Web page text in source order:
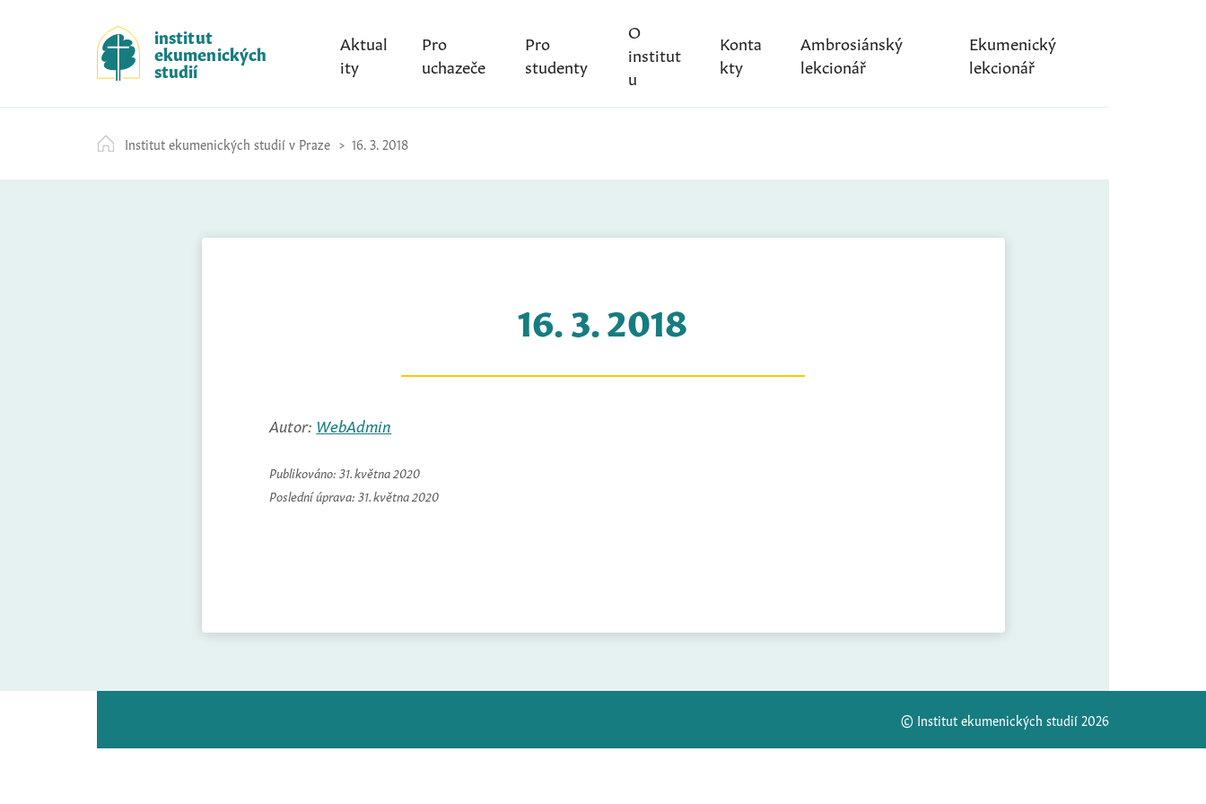
k
i
p
t
c
o
institut
ekumenických
studií
Aktual
ity
Pro
uchazeče
Pro
studenty
O
institut
u
Konta
kty
Ambrosiánský
lekcionář
Ekumenický
lekcionář
Institut ekumenických studií v Praze 16. 3. 2018
16. 3. 2018
Autor: WebAdmin
Publikováno: 31. května 2020
Poslední úprava: 31. května 2020
© Institut ekumenických studií 2026